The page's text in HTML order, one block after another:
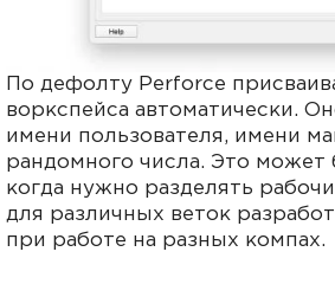
По дефолту Perforce
воркспейса автоматически.
имени пользователя, имени
рандомного числа. Это может
когда нужно разделять
для различных веток
при работе на разных компах.